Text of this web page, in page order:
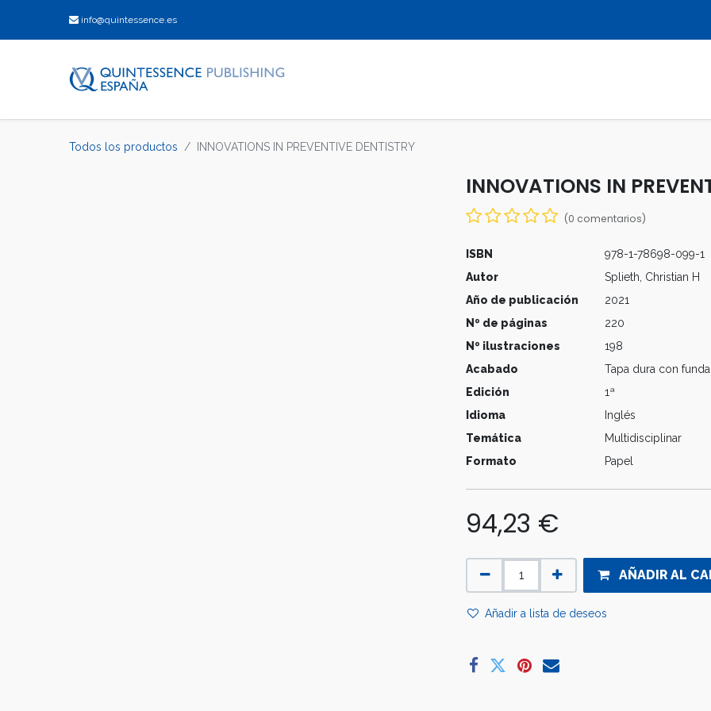
info@quintessence.es
Todos los productos INNOVATIONS IN PREVENTIVE DENTISTRY
INNOVATIONS IN
(0 comentarios)
ISBN
978-1-78698-099-1
Autor
Splieth, Christian H
Año de publicación
2021
Nº de páginas
220
Nº ilustraciones
198
Acabado
Tapa dura con funda
Edición
1ª
Idioma
Inglés
Temática
Multidisciplinar
Formato
Papel
94,23 €
AÑADIR AL
Añadir a lista de deseos